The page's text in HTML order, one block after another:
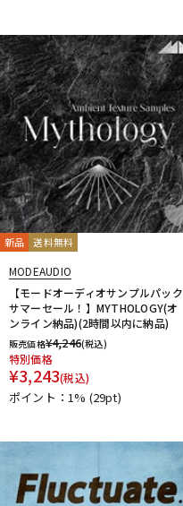
新品 送料無料
MODEAUDIO
【モードオーディオサンプルパック
サマーセール！】MYTHOLOGY(オ
ンライン納品)(2時間以内に納品)
販売価格¥4,246(税込)
特別価格
¥3,243(税込)
ポイント：1% (29pt)